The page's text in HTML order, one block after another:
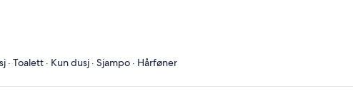
Toalett · Kun dusj · Sjampo · Hårføner